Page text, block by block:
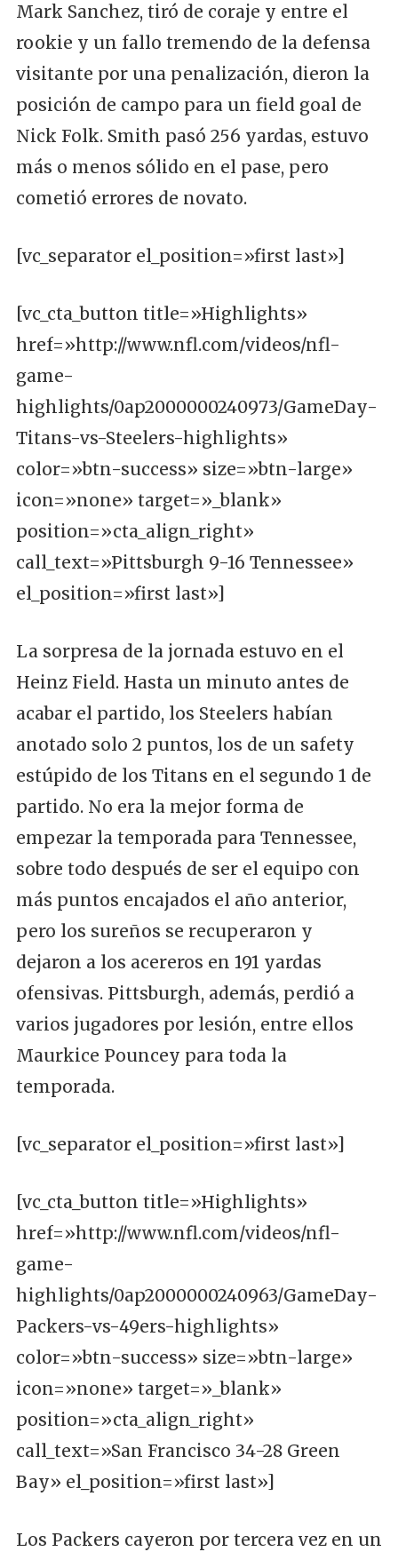
Mark Sanchez, tiró de coraje y entre el
rookie y un fallo tremendo de la defensa
visitante por una penalización, dieron la
posición de campo para un field goal de
Nick Folk. Smith pasó 256 yardas, estuvo
más o menos sólido en el pase, pero
cometió errores de novato.
[vc_separator el_position=»first last»]
[vc_cta_button title=»Highlights»
href=»http://www.nfl.com/videos/nfl-
game-
highlights/0ap2000000240973/GameDay-
Titans-vs-Steelers-highlights»
color=»btn-success» size=»btn-large»
icon=»none» target=»_blank»
position=»cta_align_right»
call_text=»Pittsburgh 9-16 Tennessee»
el_position=»first last»]
La sorpresa de la jornada estuvo en el
Heinz Field. Hasta un minuto antes de
acabar el partido, los Steelers habían
anotado solo 2 puntos, los de un safety
estúpido de los Titans en el segundo 1 de
partido. No era la mejor forma de
empezar la temporada para Tennessee,
sobre todo después de ser el equipo con
más puntos encajados el año anterior,
pero los sureños se recuperaron y
dejaron a los acereros en 191 yardas
ofensivas. Pittsburgh, además, perdió a
varios jugadores por lesión, entre ellos
Maurkice Pouncey para toda la
temporada.
[vc_separator el_position=»first last»]
[vc_cta_button title=»Highlights»
href=»http://www.nfl.com/videos/nfl-
game-
highlights/0ap2000000240963/GameDay-
Packers-vs-49ers-highlights»
color=»btn-success» size=»btn-large»
icon=»none» target=»_blank»
position=»cta_align_right»
call_text=»San Francisco 34-28 Green
Bay» el_position=»first last»]
Los Packers cayeron por tercera vez en un